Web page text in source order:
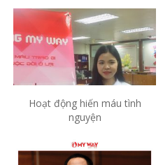
Hoạt động hiến máu tình
nguyện